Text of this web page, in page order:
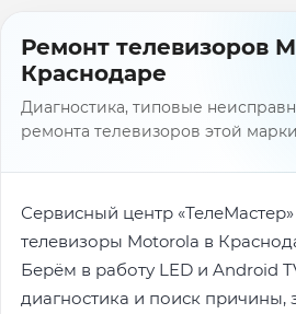
Ремонт телевизоров
Краснодаре
Диагностика, типовые
ремонта телевизоров этой
Сервисный центр
телевизоры Motorola в
Берём в работу LED и Android
диагностика и поиск причины,